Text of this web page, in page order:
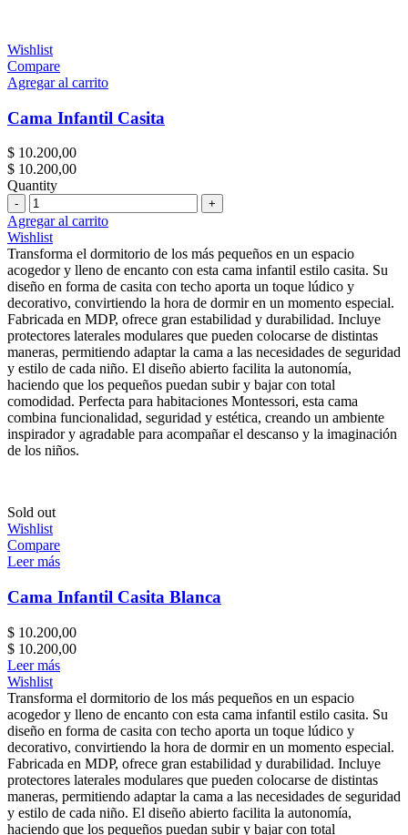
Wishlist
Compare
Agregar al carrito
Cama Infantil Casita
$ 10.200,00
$ 10.200,00
Quantity
Cantidad
Agregar al carrito
Wishlist
Transforma el dormitorio de los más pequeños en un espacio
acogedor y lleno de encanto con esta cama infantil estilo casita. Su
diseño en forma de casita con techo aporta un toque lúdico y
decorativo, convirtiendo la hora de dormir en un momento especial.
Fabricada en MDP, ofrece gran estabilidad y durabilidad. Incluye
protectores laterales modulares que pueden colocarse de distintas
maneras, permitiendo adaptar la cama a las necesidades de seguridad
y estilo de cada niño. El diseño abierto facilita la autonomía,
haciendo que los pequeños puedan subir y bajar con total
comodidad. Perfecta para habitaciones Montessori, esta cama
combina funcionalidad, seguridad y estética, creando un ambiente
inspirador y agradable para acompañar el descanso y la imaginación
de los niños.
Sold out
Wishlist
Compare
Leer más
Cama Infantil Casita Blanca
$ 10.200,00
$ 10.200,00
Leer más
Wishlist
Transforma el dormitorio de los más pequeños en un espacio
acogedor y lleno de encanto con esta cama infantil estilo casita. Su
diseño en forma de casita con techo aporta un toque lúdico y
decorativo, convirtiendo la hora de dormir en un momento especial.
Fabricada en MDP, ofrece gran estabilidad y durabilidad. Incluye
protectores laterales modulares que pueden colocarse de distintas
maneras, permitiendo adaptar la cama a las necesidades de seguridad
y estilo de cada niño. El diseño abierto facilita la autonomía,
haciendo que los pequeños puedan subir y bajar con total